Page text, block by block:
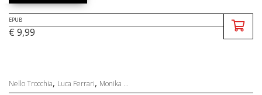
EPUB
€ 9,99
Nello Trocchia, Luca Ferrari, Monika ...